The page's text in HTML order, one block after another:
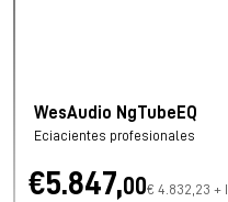
WesAudio NgTubeEQ
Eciacientes profesionales
€5.847,00€ 4.832,23 +